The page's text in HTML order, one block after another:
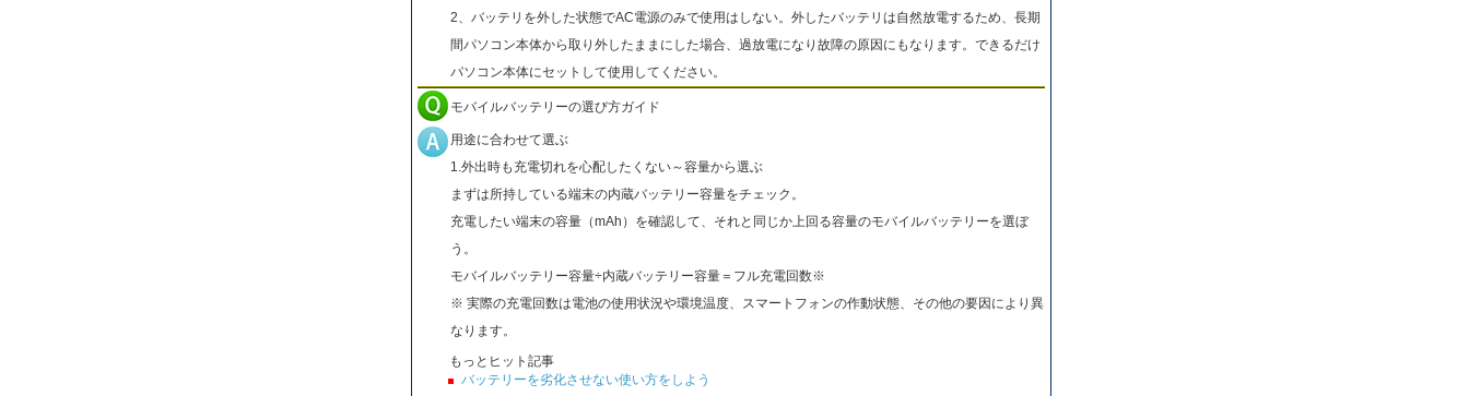
2、バッテリを外した状態でAC電源のみで使用はしない。外したバッテリは自然放電するため、長期
間パソコン本体から取り外したままにした場合、過放電になり故障の原因にもなります。できるだけ
パソコン本体にセットして使用してください。
モバイルバッテリーの選び方ガイド
用途に合わせて選ぶ
1.外出時も充電切れを心配したくない～容量から選ぶ
まずは所持している端末の内蔵バッテリー容量をチェック。
充電したい端末の容量（mAh）を確認して、それと同じか上回る容量のモバイルバッテリーを選ぼ
う。
モバイルバッテリー容量÷内蔵バッテリー容量＝フル充電回数※
※ 実際の充電回数は電池の使用状況や環境温度、スマートフォンの作動状態、その他の要因により異
なります。
もっとヒット記事
バッテリーを劣化させない使い方をしよう